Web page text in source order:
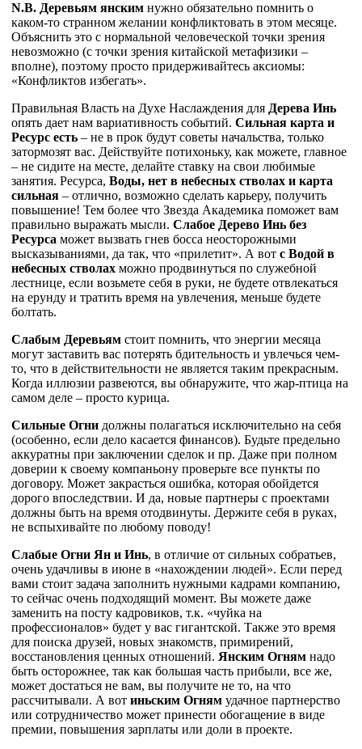
N.B. Деревьям янским нужно обязательно помнить о
каком-то странном желании конфликтовать в этом месяце.
Объяснить это с нормальной человеческой точки зрения
невозможно (с точки зрения китайской метафизики –
вполне), поэтому просто придерживайтесь аксиомы:
«Конфликтов избегать».
Правильная Власть на Духе Наслаждения для Дерева Инь
опять дает нам вариативность событий. Сильная карта и
Ресурс есть – не в прок будут советы начальства, только
затормозят вас. Действуйте потихоньку, как можете, главное
– не сидите на месте, делайте ставку на свои любимые
занятия. Ресурса, Воды, нет в небесных стволах и карта
сильная – отлично, возможно сделать карьеру, получить
повышение! Тем более что Звезда Академика поможет вам
правильно выражать мысли. Слабое Дерево Инь без
Ресурса может вызвать гнев босса неосторожными
высказываниями, да так, что «прилетит». А вот с Водой в
небесных стволах можно продвинуться по служебной
лестнице, если возьмете себя в руки, не будете отвлекаться
на ерунду и тратить время на увлечения, меньше будете
болтать.
Слабым Деревьям стоит помнить, что энергии месяца
могут заставить вас потерять бдительность и увлечься чем-
то, что в действительности не является таким прекрасным.
Когда иллюзии развеются, вы обнаружите, что жар-птица на
самом деле – просто курица.
Сильные Огни должны полагаться исключительно на себя
(особенно, если дело касается финансов). Будьте предельно
аккуратны при заключении сделок и пр. Даже при полном
доверии к своему компаньону проверьте все пункты по
договору. Может закрасться ошибка, которая обойдется
дорого впоследствии. И да, новые партнеры с проектами
должны быть на время отодвинуты. Держите себя в руках,
не вспыхивайте по любому поводу!
Слабые Огни Ян и Инь, в отличие от сильных собратьев,
очень удачливы в июне в «нахождении людей». Если перед
вами стоит задача заполнить нужными кадрами компанию,
то сейчас очень подходящий момент. Вы можете даже
заменить на посту кадровиков, т.к. «чуйка на
профессионалов» будет у вас гигантской. Также это время
для поиска друзей, новых знакомств, примирений,
восстановления ценных отношений. Янским Огням надо
быть осторожнее, так как большая часть прибыли, все же,
может достаться не вам, вы получите не то, на что
рассчитывали. А вот иньским Огням удачное партнерство
или сотрудничество может принести обогащение в виде
премии, повышения зарплаты или доли в проекте.